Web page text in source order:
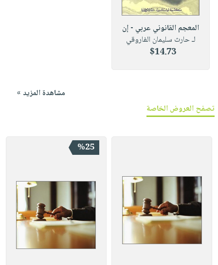
المعجم القانوني عربي - إن
لـ حارث سليمان الفاروقي
$14.73
مشاهدة المزيد »
تصفح العروض الخاصة
%25